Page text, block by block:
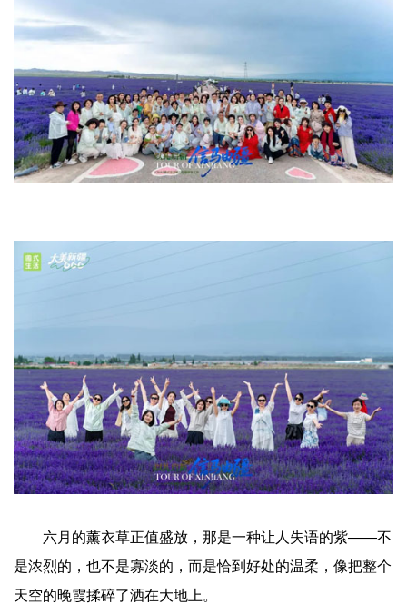
六月的薰衣草正值盛放，那是一种让人失语的紫——不
是浓烈的，也不是寡淡的，而是恰到好处的温柔，像把整个
天空的晚霞揉碎了洒在大地上。